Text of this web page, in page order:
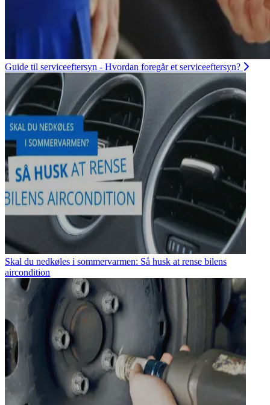
Guide til serviceeftersyn - Hvordan foregår et serviceeftersyn?
Skal du nedkøles i sommervarmen: Så husk at rense bilens
aircondition